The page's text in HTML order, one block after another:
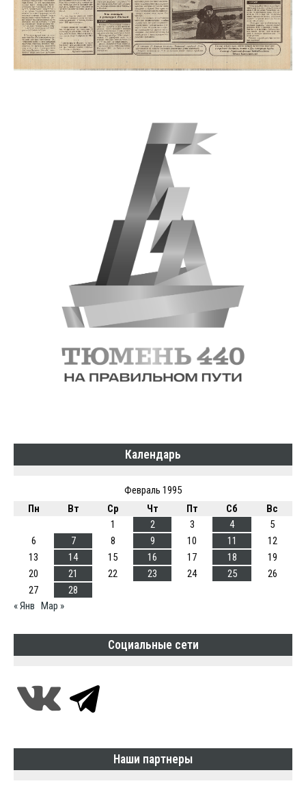
Календарь
Февраль 1995
Пн
Вт Ср Чт Пт Сб
Вс
1
2 3 4
5
6
7 8 9 10 11
12
13
14 15 16 17 18
19
20
21 22 23 24 25
26
27
28
« Янв Мар »
Социальные сети
Наши партнеры